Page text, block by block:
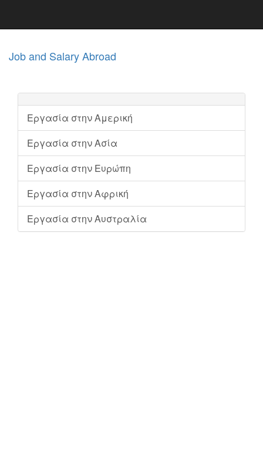
Job and Salary Abroad
Εργασία στην Αμερική
Εργασία στην Ασία
Εργασία στην Ευρώπη
Εργασία στην Αφρική
Εργασία στην Αυστραλία